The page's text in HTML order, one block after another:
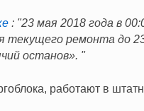
: "23 мая 2018 года в
текущего ремонта до
останов». "
работают в